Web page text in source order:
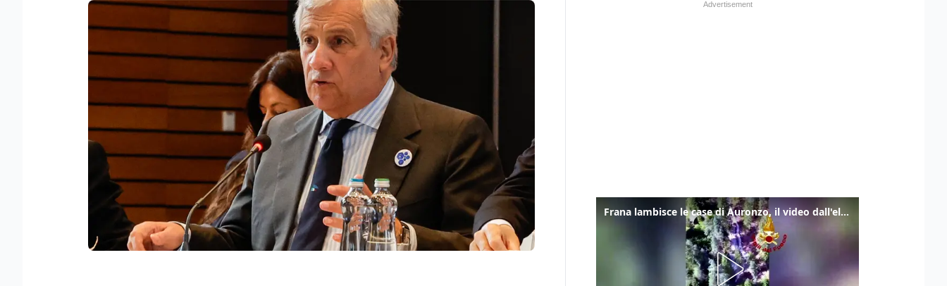
Frana lambisce le case di Auronzo, il video dall'elicottero dei vigili del fuoco